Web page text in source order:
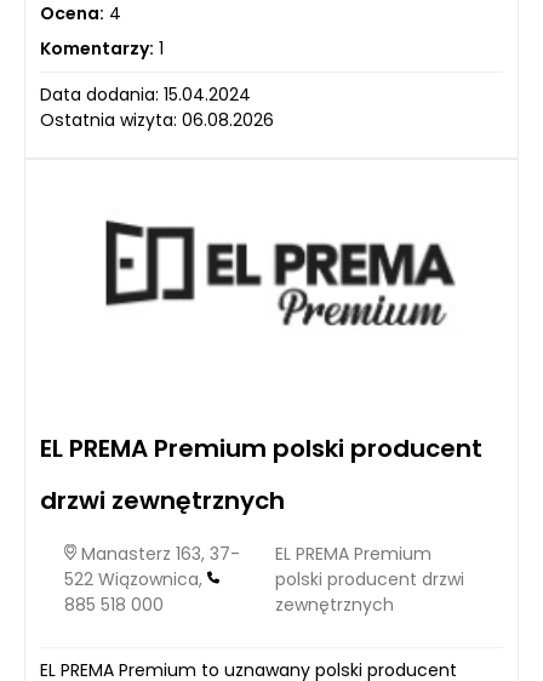
Ocena: 4
Komentarzy: 1
Data dodania: 15.04.2024
Ostatnia wizyta: 06.08.2026
EL PREMA Premium polski producent
drzwi zewnętrznych
Manasterz 163, 37-
522 Wiązownica,
885 518 000
EL PREMA Premium
polski producent drzwi
zewnętrznych
EL PREMA Premium to uznawany polski producent